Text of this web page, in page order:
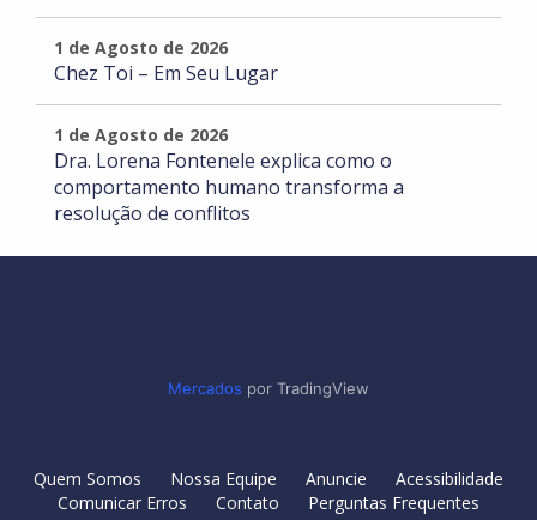
1 de Agosto de 2026
Chez Toi – Em Seu Lugar
1 de Agosto de 2026
Dra. Lorena Fontenele explica como o
comportamento humano transforma a
resolução de conflitos
Mercados por TradingView
Quem Somos Nossa Equipe Anuncie
Acessibilidade
Comunicar Erros
Contato
Perguntas Frequentes